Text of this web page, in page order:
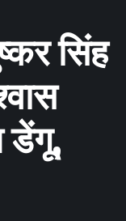
सिंह
डेंगू,